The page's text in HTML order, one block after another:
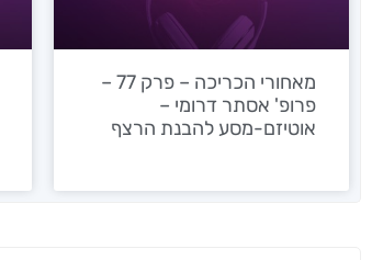
מאחורי הכריכה – פרק 77 –
פרופ' אסתר דרומי –
אוטיזם-מסע להבנת הרצף